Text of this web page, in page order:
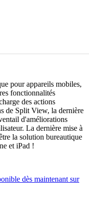
pour appareils mobiles,
fonctionnalités
des actions
de Split View, la dernière
d'améliorations
La dernière mise à
la solution bureautique
et iPad !
dès maintenant sur